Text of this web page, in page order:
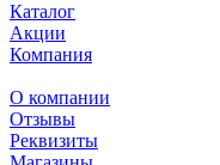
Каталог
Акции
Компания
О компании
Отзывы
Реквизиты